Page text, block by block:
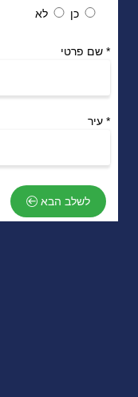
כן
לא
* שם פרטי
* עיר
לשלב הבא